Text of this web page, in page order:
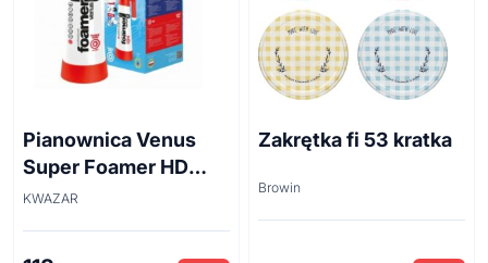
Pianownica Venus
Super Foamer HD
acid line 2L
KWAZAR
Zakrętka fi 53 kratka
Browin